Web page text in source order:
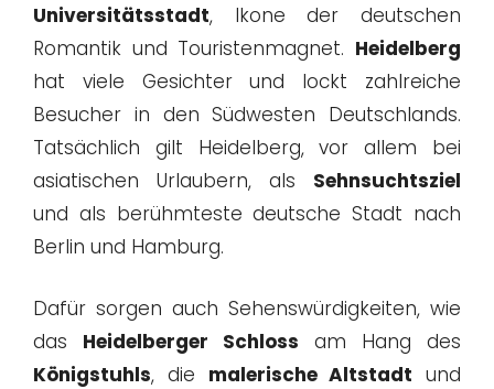
Universitätsstadt, Ikone der deutschen
Romantik und Touristenmagnet. Heidelberg
hat viele Gesichter und lockt zahlreiche
Besucher in den Südwesten Deutschlands.
Tatsächlich gilt Heidelberg, vor allem bei
asiatischen Urlaubern, als Sehnsuchtsziel
und als berühmteste deutsche Stadt nach
Berlin und Hamburg.
Dafür sorgen auch Sehenswürdigkeiten, wie
das Heidelberger Schloss am Hang des
Königstuhls, die malerische Altstadt und